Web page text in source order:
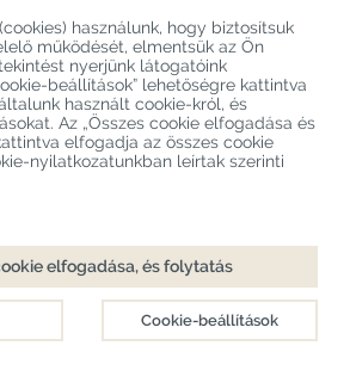
használunk, hogy biztosítsuk
működését, elmentsük az Ön
nyerjünk látogatóink
beállítások” lehetőségre kattintva
használt cookie-król, és
Az „Összes cookie elfogadása és
elfogadja az összes cookie
nyilatkozatunkban leírtak szerinti
elfogadása, és folytatás
Cookie-beállítások
©CibdolLast updated 08-08-2026
1a, 5492NL Sint-Oedenrode, the Netherlands
76495035 VAT: NL860644923B01